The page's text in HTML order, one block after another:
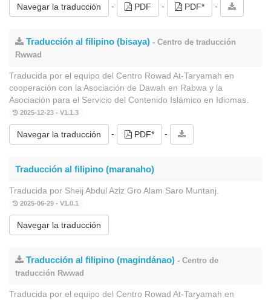
Navegar la traducción - PDF - PDF* -
Traducción al filipino (bisaya) - Centro de traducción
Rwwad
Traducida por el equipo del Centro Rowad At-Taryamah en
cooperación con la Asociación de Dawah en Rabwa y la
Asociación para el Servicio del Contenido Islámico en Idiomas.
2025-12-23 - V1.1.3
Navegar la traducción - PDF* -
Traducción al filipino (maranaho)
Traducida por Sheij Abdul Aziz Gro Alam Saro Muntanj.
2025-06-29 - V1.0.1
Navegar la traducción
Traducción al filipino (magindánao) - Centro de
traducción Rwwad
Traducida por el equipo del Centro Rowad At-Taryamah en